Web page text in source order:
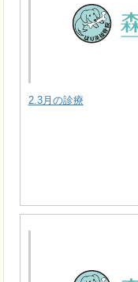
2.3月の診療